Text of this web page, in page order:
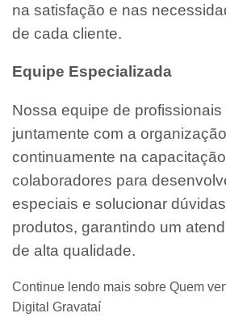
na satisfação e nas
de cada cliente.
Equipe Especializada
Nossa equipe de profissionais
juntamente com a
continuamente na
colaboradores para
especiais e solucionar
produtos, garantindo um
de alta qualidade.
Continue lendo mais sobre Quem
Digital Gravataí